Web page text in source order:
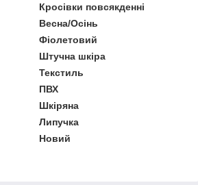
Кросівки повсякденні
Весна/Осінь
Фіолетовий
Штучна шкіра
Текстиль
ПВХ
Шкіряна
Липучка
Новий